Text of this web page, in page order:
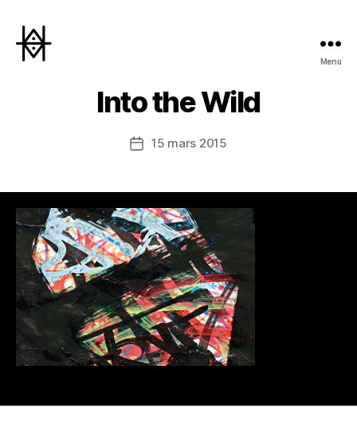
Menu
Into the Wild
Date15 mars 2015